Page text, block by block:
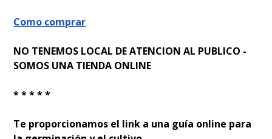
Como comprar
NO TENEMOS LOCAL DE ATENCION AL PUBLICO -
SOMOS UNA TIENDA ONLINE
* * * * *
Te proporcionamos el link a una guía online para